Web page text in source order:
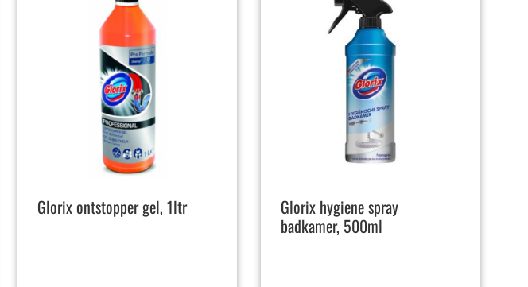
Glorix ontstopper gel, 1ltr
Glorix hygiene spray
badkamer, 500ml